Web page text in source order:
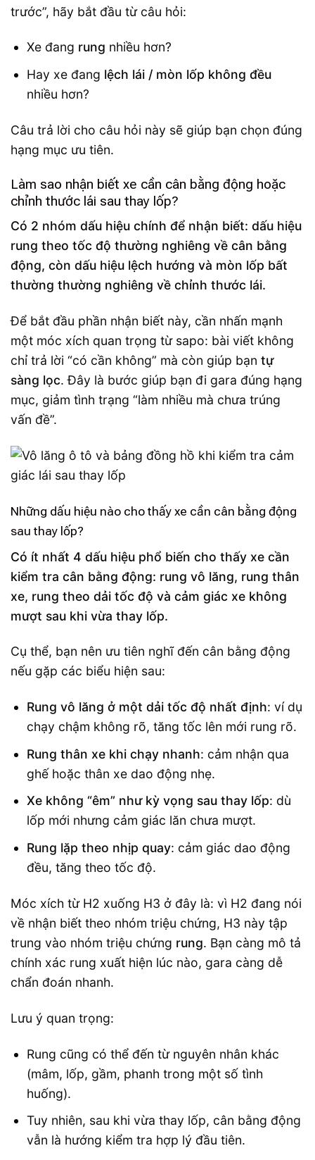
trước”, hãy bắt đầu từ câu hỏi:
Xe đang rung nhiều hơn?
Hay xe đang lệch lái / mòn lốp không đều
nhiều hơn?
Câu trả lời cho câu hỏi này sẽ giúp bạn chọn đúng
hạng mục ưu tiên.
Làm sao nhận biết xe cần cân bằng động hoặc
chỉnh thước lái sau thay lốp?
Có 2 nhóm dấu hiệu chính để nhận biết: dấu hiệu
rung theo tốc độ thường nghiêng về cân bằng
động, còn dấu hiệu lệch hướng và mòn lốp bất
thường thường nghiêng về chỉnh thước lái.
Để bắt đầu phần nhận biết này, cần nhấn mạnh
một móc xích quan trọng từ sapo: bài viết không
chỉ trả lời “có cần không” mà còn giúp bạn tự
sàng lọc. Đây là bước giúp bạn đi gara đúng hạng
mục, giảm tình trạng “làm nhiều mà chưa trúng
vấn đề”.
Những dấu hiệu nào cho thấy xe cần cân bằng động
sau thay lốp?
Có ít nhất 4 dấu hiệu phổ biến cho thấy xe cần
kiểm tra cân bằng động: rung vô lăng, rung thân
xe, rung theo dải tốc độ và cảm giác xe không
mượt sau khi vừa thay lốp.
Cụ thể, bạn nên ưu tiên nghĩ đến cân bằng động
nếu gặp các biểu hiện sau:
Rung vô lăng ở một dải tốc độ nhất định: ví dụ
chạy chậm không rõ, tăng tốc lên mới rung rõ.
Rung thân xe khi chạy nhanh: cảm nhận qua
ghế hoặc thân xe dao động nhẹ.
Xe không “êm” như kỳ vọng sau thay lốp: dù
lốp mới nhưng cảm giác lăn chưa mượt.
Rung lặp theo nhịp quay: cảm giác dao động
đều, tăng theo tốc độ.
Móc xích từ H2 xuống H3 ở đây là: vì H2 đang nói
về nhận biết theo nhóm triệu chứng, H3 này tập
trung vào nhóm triệu chứng rung. Bạn càng mô tả
chính xác rung xuất hiện lúc nào, gara càng dễ
chẩn đoán nhanh.
Lưu ý quan trọng:
Rung cũng có thể đến từ nguyên nhân khác
(mâm, lốp, gầm, phanh trong một số tình
huống).
Tuy nhiên, sau khi vừa thay lốp, cân bằng động
vẫn là hướng kiểm tra hợp lý đầu tiên.